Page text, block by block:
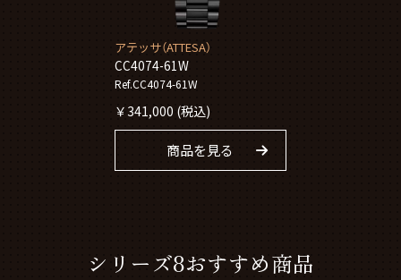
アテッサ（ATTESA）
CC4074-61W
Ref.CC4074-61W
￥341,000 (税込)
商品を見る
シリーズ8おすすめ商品